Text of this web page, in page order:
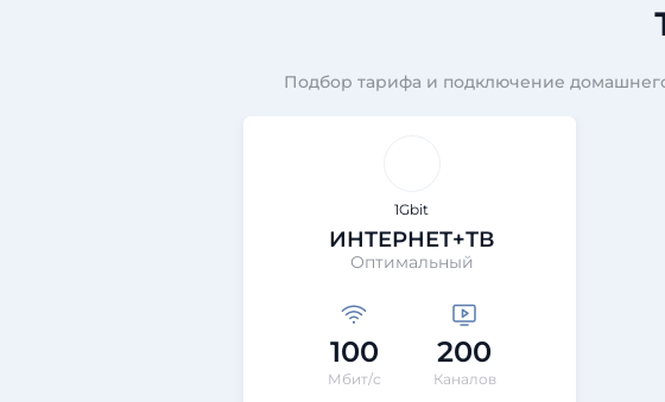
Подбор тарифа и подключение
1Gbit
ИНТЕРНЕТ+ТВ
Оптимальный
100
Мбит/с
200
Каналов